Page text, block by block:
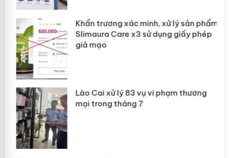
Khẩn trương xác minh, xử lý sản phẩm
Slimaura Care x3 sử dụng giấy phép
giả mạo
Lào Cai xử lý 83 vụ vi phạm thương
mại trong tháng 7